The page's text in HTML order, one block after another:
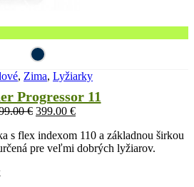
, Zima, Lyžiarky
Progressor 11
€ 399.00 €
s flex indexom 110 a základnou širkou
pre veľmi dobrých lyžiarov.